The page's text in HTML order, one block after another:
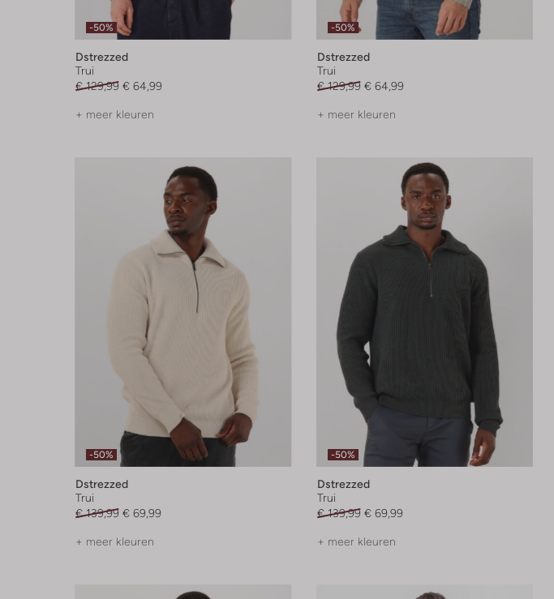
-50%
Dstrezzed
Trui
€ 129,99 € 64,99
+ meer kleuren
-50%
Dstrezzed
Trui
€ 129,99 € 64,99
+ meer kleuren
-50%
Dstrezzed
Trui
€ 139,99 € 69,99
+ meer kleuren
-50%
Dstrezzed
Trui
€ 139,99 € 69,99
+ meer kleuren